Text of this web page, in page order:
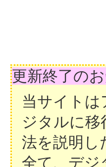
更新終了の
当サイト
ジタルに移
法を説明し
全て、デジ